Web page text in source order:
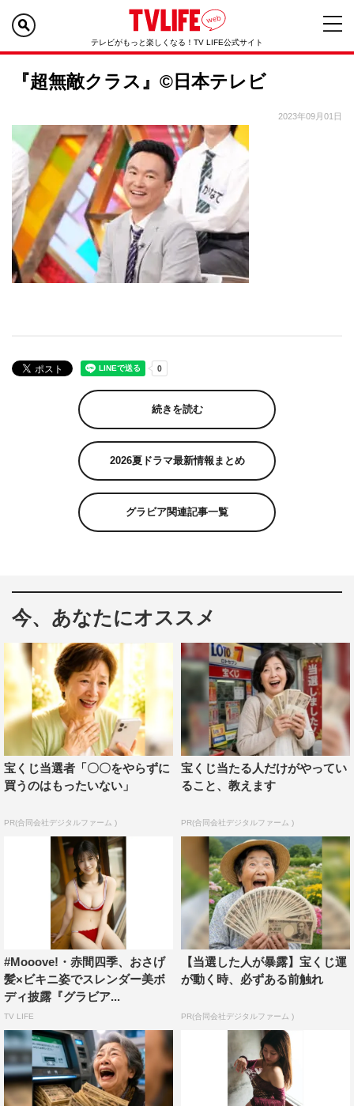
テレビがもっと楽しくなる！TV LIFE公式サイト
『超無敵クラス』©日本テレビ
2023年09月01日
続きを読む
2026夏ドラマ最新情報まとめ
グラビア関連記事一覧
今、あなたにオススメ
宝くじ当選者「〇〇をやらずに
買うのはもったいない」
PR(合同会社デジタルファーム )
宝くじ当たる人だけがやってい
ること、教えます
PR(合同会社デジタルファーム )
#Mooove!・赤間四季、おさげ
髪×ビキニ姿でスレンダー美ボ
ディ披露『グラビア...
TV LIFE
【当選した人が暴露】宝くじ運
が動く時、必ずある前触れ
PR(合同会社デジタルファーム )